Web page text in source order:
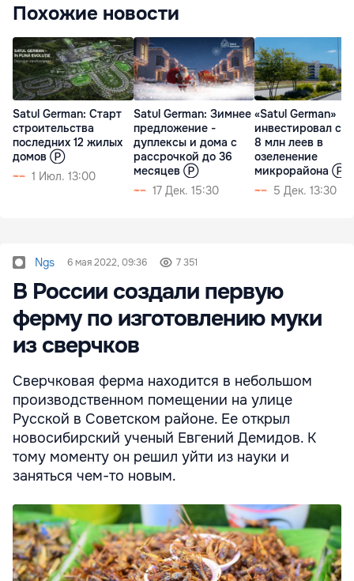
Похожие новости
Satul German: Старт
строительства
последних 12 жилых
домов Ⓟ
1 Июл. 13:00
Satul German: Зимнее
предложение -
дуплексы и дома с
рассрочкой до 36
месяцев Ⓟ
17 Дек. 15:30
«Satul German»
инвестировал
8 млн леев в
озеленение
микрорайона Ⓟ
5 Дек. 13:30
Ngs 6 мая 2022, 09:36 7 351
В России создали первую
ферму по изготовлению муки
из сверчков
Сверчковая ферма находится в небольшом
производственном помещении на улице
Русской в Советском районе. Ее открыл
новосибирский ученый Евгений Демидов. К
тому моменту он решил уйти из науки и
заняться чем-то новым.